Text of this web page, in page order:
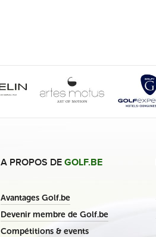
A PROPOS DE GOLF.BE
Avantages Golf.be
Devenir membre de Golf.be
Compétitions & events